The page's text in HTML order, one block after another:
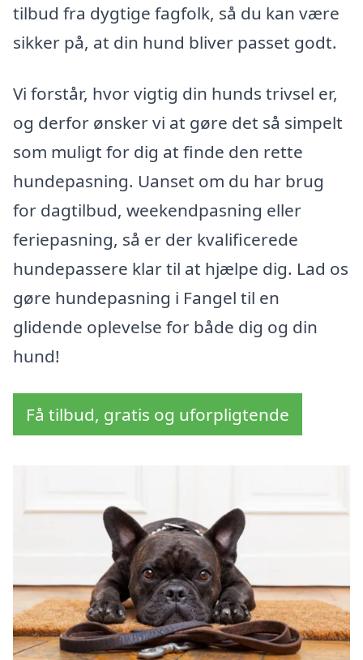
tilbud fra dygtige fagfolk, så du kan være
sikker på, at din hund bliver passet godt.
Vi forstår, hvor vigtig din hunds trivsel er,
og derfor ønsker vi at gøre det så simpelt
som muligt for dig at finde den rette
hundepasning. Uanset om du har brug
for dagtilbud, weekendpasning eller
feriepasning, så er der kvalificerede
hundepassere klar til at hjælpe dig. Lad os
gøre hundepasning i Fangel til en
glidende oplevelse for både dig og din
hund!
Få tilbud, gratis og uforpligtende